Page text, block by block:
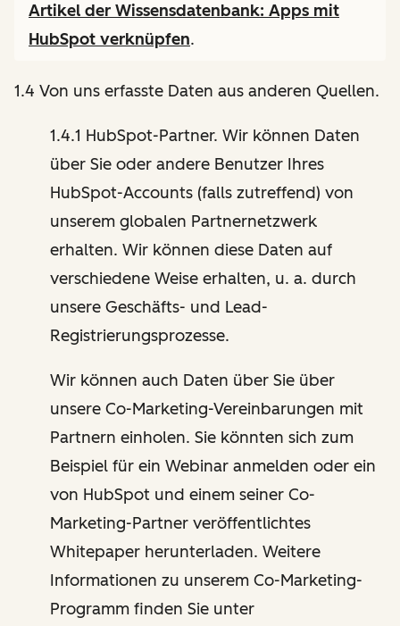
Artikel der Wissensdatenbank: Apps mit
HubSpot verknüpfen.
1.4 Von uns erfasste Daten aus anderen Quellen.
1.4.1 HubSpot-Partner. Wir können Daten
über Sie oder andere Benutzer Ihres
HubSpot-Accounts (falls zutreffend) von
unserem globalen Partnernetzwerk
erhalten. Wir können diese Daten auf
verschiedene Weise erhalten, u. a. durch
unsere Geschäfts- und Lead-
Registrierungsprozesse.
Wir können auch Daten über Sie über
unsere Co-Marketing-Vereinbarungen mit
Partnern einholen. Sie könnten sich zum
Beispiel für ein Webinar anmelden oder ein
von HubSpot und einem seiner Co-
Marketing-Partner veröffentlichtes
Whitepaper herunterladen. Weitere
Informationen zu unserem Co-Marketing-
Programm finden Sie unter